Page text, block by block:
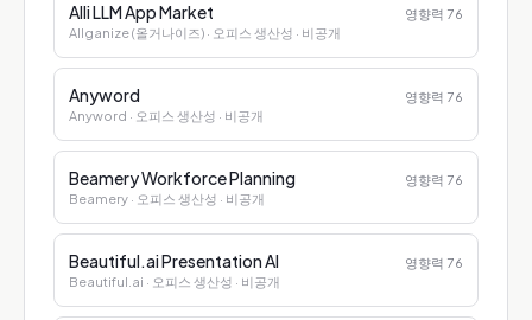
Alli LLM App Market 영향력 76
Allganize (올거나이즈) · 오피스 생산성 · 비공개
Anyword 영향력 76
Anyword · 오피스 생산성 · 비공개
Beamery Workforce Planning 영향력 76
Beamery · 오피스 생산성 · 비공개
Beautiful.ai Presentation AI 영향력 76
Beautiful.ai · 오피스 생산성 · 비공개